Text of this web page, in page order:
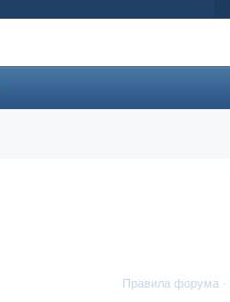
Правила форума ·